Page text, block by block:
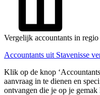
Vergelijk accountants in regio
Accountants uit Stavenisse
Klik op de knop
aanvraag in te dienen en
ontvangen die je op je